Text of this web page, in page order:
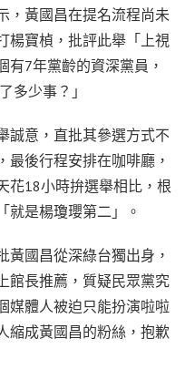
，黃國昌在提名流程尚未
楊寶楨，批評此舉「上視
有7年黨齡的資深黨員，
多少事？」
誠意，直批其參選方式不
最後行程安排在咖啡廳，
花18小時拚選舉相比，根
就是楊瓊瓔第二」。
黃國昌從深綠台獨出身，
館長推薦，質疑民眾黨究
媒體人被迫只能扮演啦啦
縮成黃國昌的粉絲，抱歉